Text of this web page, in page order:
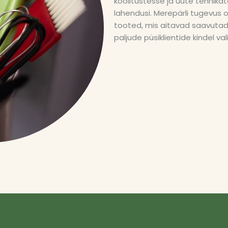
lahendusi. Merepärli tugevus
tooted, mis aitavad
paljude püsiklientide kindel